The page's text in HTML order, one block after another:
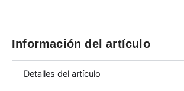
Información del artículo
Detalles del artículo